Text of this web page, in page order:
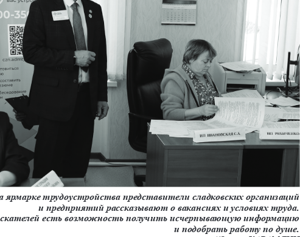
ярмарке трудоустройства представители сладковских организаций
и предприятий рассказывают о вакансиях и условиях труда.
есть возможность получить исчерпывающую информацию
и подобрать работу по душе.